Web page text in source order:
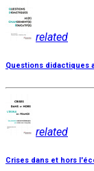
related
Questions didactiques
related
Crises dans et hors